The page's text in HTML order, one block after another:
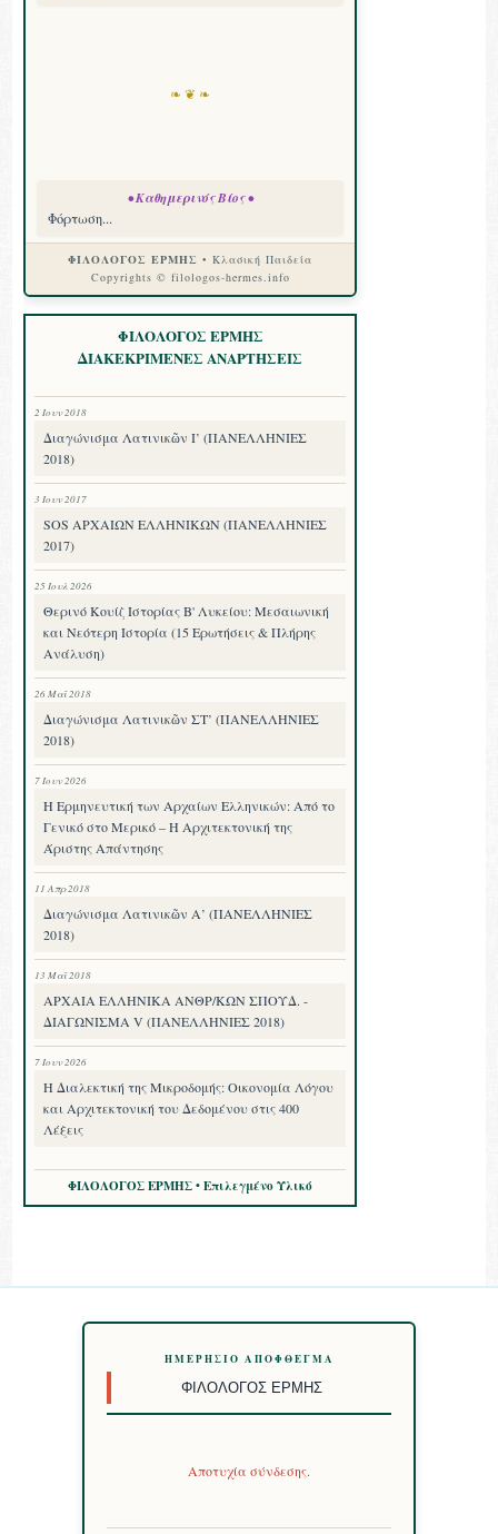
❧ ❦ ❧
• Καθημερινός Βίος •
Φόρτωση...
ΦΙΛΟΛΟΓΟΣ ΕΡΜΗΣ • Κλασική Παιδεία
Copyrights © filologos-hermes.info
ΦΙΛΟΛΟΓΟΣ ΕΡΜΗΣ
ΔΙΑΚΕΚΡΙΜΕΝΕΣ ΑΝΑΡΤΗΣΕΙΣ
2 Ιουν 2018
Διαγώνισμα Λατινικῶν Ι’ (ΠΑΝΕΛΛΗΝΙΕΣ
2018)
3 Ιουν 2017
SOS ΑΡΧΑΙΩΝ ΕΛΛΗΝΙΚΩΝ (ΠΑΝΕΛΛΗΝΙΕΣ
2017)
25 Ιουλ 2026
Θερινό Κουίζ Ιστορίας Β' Λυκείου: Μεσαιωνική
και Νεότερη Ιστορία (15 Ερωτήσεις & Πλήρης
Ανάλυση)
26 Μαΐ 2018
Διαγώνισμα Λατινικῶν ΣΤ’ (ΠΑΝΕΛΛΗΝΙΕΣ
2018)
7 Ιουν 2026
Η Ερμηνευτική των Αρχαίων Ελληνικών: Από το
Γενικό στο Μερικό – Η Αρχιτεκτονική της
Άριστης Απάντησης
11 Απρ 2018
Διαγώνισμα Λατινικῶν Α’ (ΠΑΝΕΛΛΗΝΙΕΣ
2018)
13 Μαΐ 2018
ΑΡΧΑΙΑ ΕΛΛΗΝΙΚΑ ΑΝΘΡ/ΚΩΝ ΣΠΟΥΔ. -
ΔΙΑΓΩΝΙΣΜΑ V (ΠΑΝΕΛΛΗΝΙΕΣ 2018)
7 Ιουν 2026
Η Διαλεκτική της Μικροδομής: Οικονομία Λόγου
και Αρχιτεκτονική του Δεδομένου στις 400
Λέξεις
ΦΙΛΟΛΟΓΟΣ ΕΡΜΗΣ • Επιλεγμένο Υλικό
ΗΜΕΡΉΣΙΟ ΑΠΌΦΘΕΓΜΑ
ΦΙΛΌΛΟΓΟΣ ΕΡΜΉΣ
Αποτυχία σύνδεσης.